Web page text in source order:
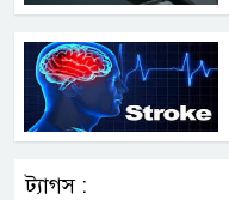
ট্যাগস :